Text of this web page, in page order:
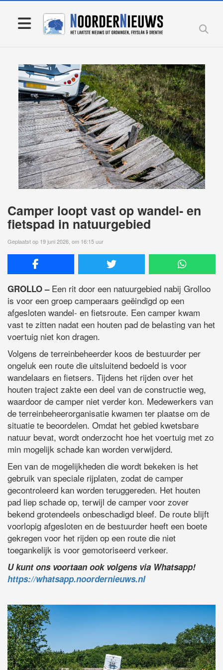
Camper loopt vast op wandel- en
fietspad in natuurgebied
Geplaatst op 19 juni 2026, om 16:15 uur
GROLLO –Een rit door een natuurgebied nabij Grolloo
is voor een groep camperaars geëindigd op een
afgesloten wandel- en fietsroute. Een camper kwam
vast te zitten nadat een houten pad de belasting van het
voertuig niet kon dragen.
Volgens de terreinbeheerder koos de bestuurder per
ongeluk een route die uitsluitend bedoeld is voor
wandelaars en fietsers. Tijdens het rijden over het
houten traject zakte een deel van de constructie weg,
waardoor de camper niet verder kon. Medewerkers van
de terreinbeheerorganisatie kwamen ter plaatse om de
situatie te beoordelen. Omdat het gebied kwetsbare
natuur bevat, wordt onderzocht hoe het voertuig met zo
min mogelijk schade kan worden verwijderd.
Een van de mogelijkheden die wordt bekeken is het
gebruik van speciale rijplaten, zodat de camper
gecontroleerd kan worden teruggereden. Het houten
pad liep schade op, terwijl de camper voor zover
bekend grotendeels onbeschadigd bleef. De route blijft
voorlopig afgesloten en de bestuurder heeft een boete
gekregen voor het rijden op een route die niet
toegankelijk is voor gemotoriseerd verkeer.
U kunt ons voortaan ook volgens via Whatsapp!
https://whatsapp.noordernieuws.nl